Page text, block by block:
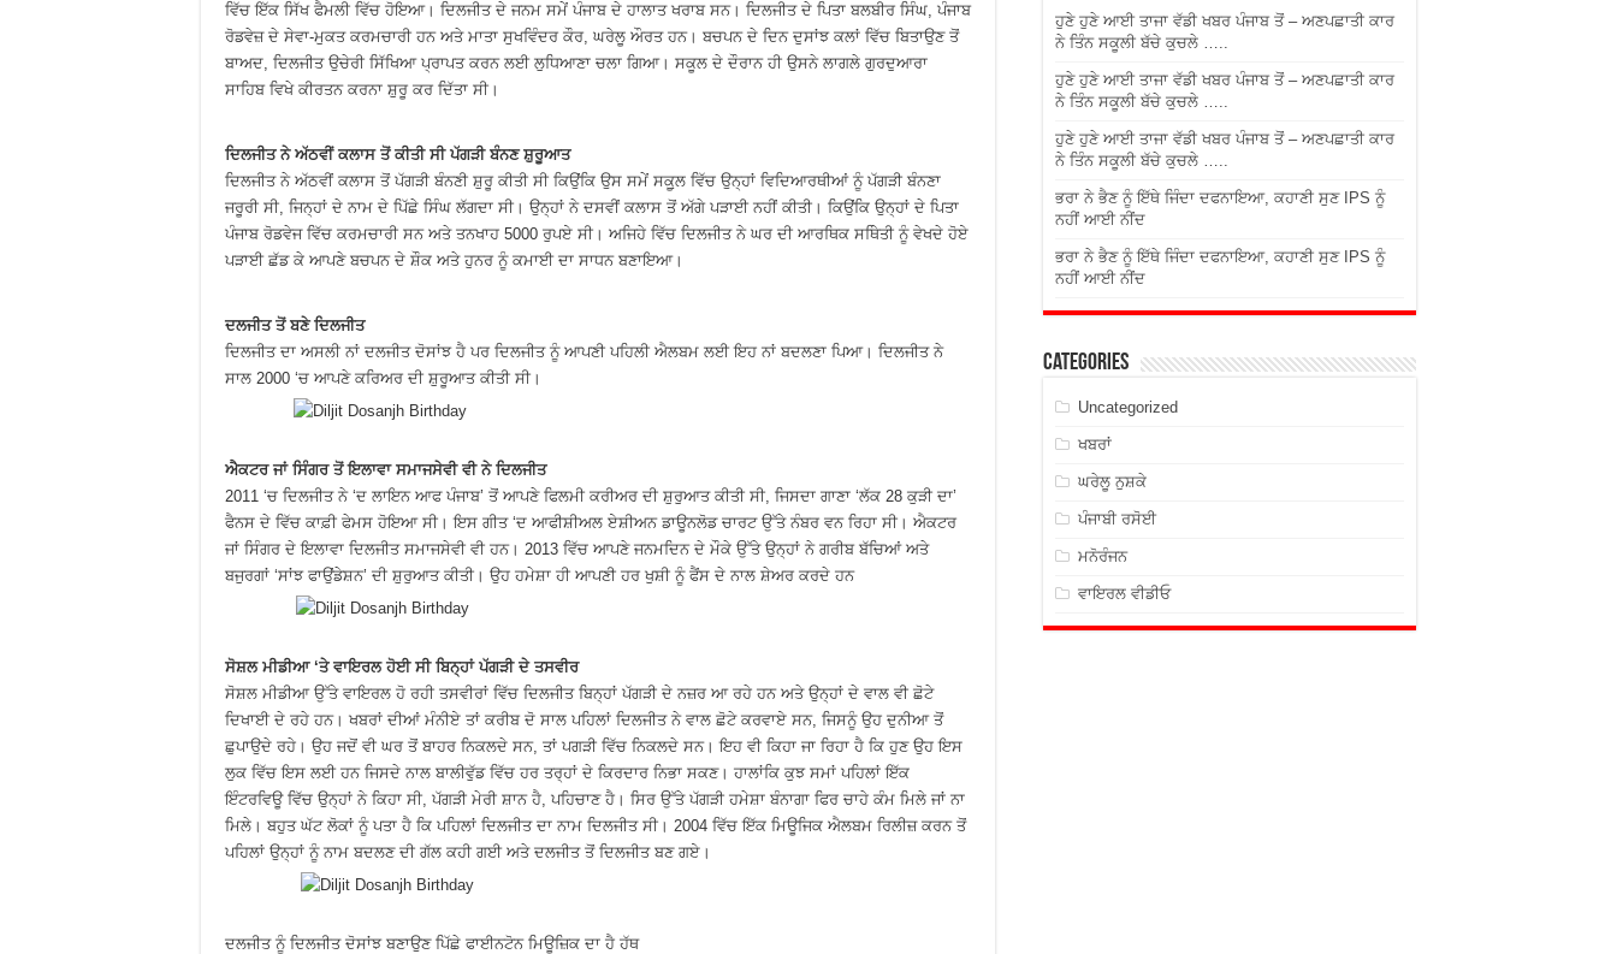
ਵਿੱਚ ਇੱਕ ਸਿੱਖ ਫੈਮਲੀ ਵਿੱਚ ਹੋਇਆ। ਦਿਲਜੀਤ ਦੇ ਜਨਮ ਸਮੇਂ ਪੰਜਾਬ ਦੇ ਹਾਲਾਤ ਖਰਾਬ ਸਨ। ਦਿਲਜੀਤ ਦੇ ਪਿਤਾ ਬਲਬੀਰ ਸਿੰਘ, ਪੰਜਾਬ
ਰੋਡਵੇਜ਼ ਦੇ ਸੇਵਾ-ਮੁਕਤ ਕਰਮਚਾਰੀ ਹਨ ਅਤੇ ਮਾਤਾ ਸੁਖਵਿੰਦਰ ਕੌਰ, ਘਰੇਲੂ ਔਰਤ ਹਨ। ਬਚਪਨ ਦੇ ਦਿਨ ਦੁਸਾਂਝ ਕਲਾਂ ਵਿੱਚ ਬਿਤਾਉਣ ਤੋਂ
ਬਾਅਦ, ਦਿਲਜੀਤ ਉਚੇਰੀ ਸਿੱਖਿਆ ਪ੍ਰਾਪਤ ਕਰਨ ਲਈ ਲੁਧਿਆਣਾ ਚਲਾ ਗਿਆ। ਸਕੂਲ ਦੇ ਦੌਰਾਨ ਹੀ ਉਸਨੇ ਲਾਗਲੇ ਗੁਰਦੁਆਰਾ
ਸਾਹਿਬ ਵਿਖੇ ਕੀਰਤਨ ਕਰਨਾ ਸ਼ੁਰੂ ਕਰ ਦਿੱਤਾ ਸੀ।
ਦਿਲਜੀਤ ਨੇ ਅੱਠਵੀਂ ਕਲਾਸ ਤੋਂ ਕੀਤੀ ਸੀ ਪੱਗੜੀ ਬੰਨਣ ਸ਼ੁਰੂਆਤ
ਦਿਲਜੀਤ ਨੇ ਅੱਠਵੀਂ ਕਲਾਸ ਤੋਂ ਪੱਗੜੀ ਬੰਨਣੀ ਸ਼ੁਰੂ ਕੀਤੀ ਸੀ ਕਿਉਂਕਿ ਉਸ ਸਮੇਂ ਸਕੂ਼ਲ ਵਿੱਚ ਉਨ੍ਹਾਂ ਵਿਦਿਆਰਥੀਆਂ ਨੂੰ ਪੱਗੜੀ ਬੰਨਣਾ
ਜਰੂਰੀ ਸੀ, ਜਿਨ੍ਹਾਂ ਦੇ ਨਾਮ ਦੇ ਪਿੱਛੇ ਸਿੰਘ ਲੱਗਦਾ ਸੀ। ਉਨ੍ਹਾਂ ਨੇ ਦਸਵੀਂ ਕਲਾਸ ਤੋਂ ਅੱਗੇ ਪੜਾਈ ਨਹੀਂ ਕੀਤੀ। ਕਿਉਂਕਿ ਉਨ੍ਹਾਂ ਦੇ ਪਿਤਾ
ਪੰਜਾਬ ਰੋਡਵੇਜ ਵਿੱਚ ਕਰਮਚਾਰੀ ਸਨ ਅਤੇ ਤਨਖਾਹ 5000 ਰੁਪਏ ਸੀ। ਅਜਿਹੇ ਵਿੱਚ ਦਿਲਜੀਤ ਨੇ ਘਰ ਦੀ ਆਰਥਿਕ ਸਥਿੇਤੀ ਨੂੰ ਵੇਖਦੇ ਹੋਏ
ਪੜਾਈ ਛੱਡ ਕੇ ਆਪਣੇ ਬਚਪਨ ਦੇ ਸ਼ੌਕ ਅਤੇ ਹੁਨਰ ਨੂੰ ਕਮਾਈ ਦਾ ਸਾਧਨ ਬਣਾਇਆ।
ਦਲਜੀਤ ਤੋਂ ਬਣੇ ਦਿਲਜੀਤ
ਦਿਲਜੀਤ ਦਾ ਅਸਲੀ ਨਾਂ ਦਲਜੀਤ ਦੋਸਾਂਝ ਹੈ ਪਰ ਦਿਲਜੀਤ ਨੂੰ ਆਪਣੀ ਪਹਿਲੀ ਐਲਬਮ ਲਈ ਇਹ ਨਾਂ ਬਦਲਣਾ ਪਿਆ। ਦਿਲਜੀਤ ਨੇ
ਸਾਲ 2000 ‘ਚ ਆਪਣੇ ਕਰਿਅਰ ਦੀ ਸ਼ੁਰੂਆਤ ਕੀਤੀ ਸੀ।
ਐਕਟਰ ਜਾਂ ਸਿੰਗਰ ਤੋਂ ਇਲਾਵਾ ਸਮਾਜਸੇਵੀ ਵੀ ਨੇ ਦਿਲਜੀਤ
2011 ‘ਚ ਦਿਲਜੀਤ ਨੇ ‘ਦ ਲਾਇਨ ਆਫ ਪੰਜਾਬ’ ਤੋਂ ਆਪਣੇ ਫਿਲਮੀ ਕਰੀਅਰ ਦੀ ਸ਼ੁਰੁਆਤ ਕੀਤੀ ਸੀ, ਜਿਸਦਾ ਗਾਣਾ ‘ਲੱਕ 28 ਕੁੜੀ ਦਾ’
ਫੈਨਸ ਦੇ ਵਿੱਚ ਕਾਫ਼ੀ ਫੇਮਸ ਹੋਇਆ ਸੀ। ਇਸ ਗੀਤ ‘ਦ ਆਫੀਸ਼ੀਅਲ ਏਸ਼ੀਅਨ ਡਾਊਨਲੋਡ ਚਾਰਟ ਉੱਤੇ ਨੰਬਰ ਵਨ ਰਿਹਾ ਸੀ। ਐਕਟਰ
ਜਾਂ ਸਿੰਗਰ ਦੇ ਇਲਾਵਾ ਦਿਲਜੀਤ ਸਮਾਜਸੇਵੀ ਵੀ ਹਨ। 2013 ਵਿੱਚ ਆਪਣੇ ਜਨਮਦਿਨ ਦੇ ਮੌਕੇ ਉੱਤੇ ਉਨ੍ਹਾਂ ਨੇ ਗਰੀਬ ਬੱਚਿਆਂ ਅਤੇ
ਬਜੁਰਗਾਂ ‘ਸਾਂਝ ਫਾਉਂਡੇਸ਼ਨ’ ਦੀ ਸ਼ੁਰੁਆਤ ਕੀਤੀ। ਉਹ ਹਮੇਸ਼ਾ ਹੀ ਆਪਣੀ ਹਰ ਖੁਸ਼ੀ ਨੂੰ ਫੈਂਸ ਦੇ ਨਾਲ ਸ਼ੇਅਰ ਕਰਦੇ ਹਨ
ਸੋਸ਼ਲ ਮੀਡੀਆ ‘ਤੇ ਵਾਇਰਲ ਹੋਈ ਸੀ ਬਿਨ੍ਹਾਂ ਪੱਗੜੀ ਦੇ ਤਸਵੀਰ
ਸੋਸ਼ਲ ਮੀਡੀਆ ਉੱਤੇ ਵਾਇਰਲ ਹੋ ਰਹੀ ਤਸਵੀਰਾਂ ਵਿੱਚ ਦਿਲਜੀਤ ਬਿਨ੍ਹਾਂ ਪੱਗੜੀ ਦੇ ਨਜ਼ਰ ਆ ਰਹੇ ਹਨ ਅਤੇ ਉਨ੍ਹਾਂ ਦੇ ਵਾਲ ਵੀ ਛੋਟੇ
ਦਿਖਾਈ ਦੇ ਰਹੇ ਹਨ। ਖਬਰਾਂ ਦੀਆਂ ਮੰਨੀਏ ਤਾਂ ਕਰੀਬ ਦੋ ਸਾਲ ਪਹਿਲਾਂ ਦਿਲਜੀਤ ਨੇ ਵਾਲ ਛੋਟੇ ਕਰਵਾਏ ਸਨ, ਜਿਸਨੂੰ ਉਹ ਦੁਨੀਆ ਤੋਂ
ਛੁਪਾਉਦੇ ਰਹੇ। ਉਹ ਜਦੋਂ ਵੀ ਘਰ ਤੋਂ ਬਾਹਰ ਨਿਕਲਦੇ ਸਨ, ਤਾਂ ਪਗੜੀ ਵਿੱਚ ਨਿਕਲਦੇ ਸਨ। ਇਹ ਵੀ ਕਿਹਾ ਜਾ ਰਿਹਾ ਹੈ ਕਿ ਹੁਣ ਉਹ ਇਸ
ਲੁਕ ਵਿੱਚ ਇਸ ਲਈ ਹਨ ਜਿਸਦੇ ਨਾਲ ਬਾਲੀਵੁੱਡ ਵਿੱਚ ਹਰ ਤਰ੍ਹਾਂ ਦੇ ਕਿਰਦਾਰ ਨਿਭਾ ਸਕਣ। ਹਾਲਾਂਕਿ ਕੁਝ ਸਮਾਂ ਪਹਿਲਾਂ ਇੱਕ
ਇੰਟਰਵਿਊ ਵਿੱਚ ਉਨ੍ਹਾਂ ਨੇ ਕਿਹਾ ਸੀ, ਪੱਗੜੀ ਮੇਰੀ ਸ਼ਾਨ ਹੈ, ਪਹਿਚਾਣ ਹੈ। ਸਿਰ ਉੱਤੇ ਪੱਗੜੀ ਹਮੇਸ਼ਾ ਬੰਨਾਗਾ ਫਿਰ ਚਾਹੇ ਕੰਮ ਮਿਲੇ ਜਾਂ ਨਾ
ਮਿਲੇ। ਬਹੁਤ ਘੱਟ ਲੋਕਾਂ ਨੂੰ ਪਤਾ ਹੈ ਕਿ ਪਹਿਲਾਂ ਦਿਲਜੀਤ ਦਾ ਨਾਮ ਦਿਲਜੀਤ ਸੀ। 2004 ਵਿੱਚ ਇੱਕ ਮਿਊਜਿਕ ਐਲਬਮ ਰਿਲੀਜ਼ ਕਰਨ ਤੋਂ
ਪਹਿਲਾਂ ਉਨ੍ਹਾਂ ਨੂੰ ਨਾਮ ਬਦਲਣ ਦੀ ਗੱਲ ਕਹੀ ਗਈ ਅਤੇ ਦਲਜੀਤ ਤੋਂ ਦਿਲਜੀਤ ਬਣ ਗਏ।
ਦਲਜੀਤ ਨੂੰ ਦਿਲਜੀਤ ਦੋਸਾਂਝ ਬਣਾਉਣ ਪਿੱਛੇ ਫਾਈਨਟੋਨ ਮਿਊਜ਼ਿਕ ਦਾ ਹੈ ਹੱਥ
ਹੁਣੇ ਹੁਣੇ ਆਈ ਤਾਜਾ ਵੱਡੀ ਖਬਰ ਪੰਜਾਬ ਤੋਂ – ਅਣਪਛਾਤੀ ਕਾਰ
ਨੇ ਤਿੰਨ ਸਕੂਲੀ ਬੱਚੇ ਕੁਚਲੇ …..
ਹੁਣੇ ਹੁਣੇ ਆਈ ਤਾਜਾ ਵੱਡੀ ਖਬਰ ਪੰਜਾਬ ਤੋਂ – ਅਣਪਛਾਤੀ ਕਾਰ
ਨੇ ਤਿੰਨ ਸਕੂਲੀ ਬੱਚੇ ਕੁਚਲੇ …..
ਹੁਣੇ ਹੁਣੇ ਆਈ ਤਾਜਾ ਵੱਡੀ ਖਬਰ ਪੰਜਾਬ ਤੋਂ – ਅਣਪਛਾਤੀ ਕਾਰ
ਨੇ ਤਿੰਨ ਸਕੂਲੀ ਬੱਚੇ ਕੁਚਲੇ …..
ਭਰਾ ਨੇ ਭੈਣ ਨੂੰ ਇੱਥੇ ਜਿੰਦਾ ਦਫਨਾਇਆ, ਕਹਾਣੀ ਸੁਣ IPS ਨੂੰ
ਨਹੀਂ ਆਈ ਨੀਂਦ
ਭਰਾ ਨੇ ਭੈਣ ਨੂੰ ਇੱਥੇ ਜਿੰਦਾ ਦਫਨਾਇਆ, ਕਹਾਣੀ ਸੁਣ IPS ਨੂੰ
ਨਹੀਂ ਆਈ ਨੀਂਦ
Categories
Uncategorized
ਖਬਰਾਂ
ਘਰੇਲੂ ਨੁਸ਼ਕੇ
ਪੰਜਾਬੀ ਰਸੋਈ
ਮਨੋਰੰਜਨ
ਵਾਇਰਲ ਵੀਡੀਓ